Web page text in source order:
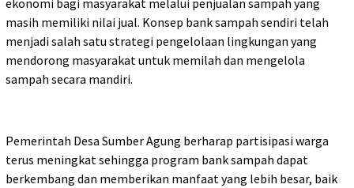
masih memiliki nilai jual. Konsep bank sampah sendiri telah
menjadi salah satu strategi pengelolaan lingkungan yang
mendorong masyarakat untuk memilah dan mengelola
sampah secara mandiri.
Pemerintah Desa Sumber Agung berharap partisipasi warga
terus meningkat sehingga program bank sampah dapat
berkembang dan memberikan manfaat yang lebih besar, baik